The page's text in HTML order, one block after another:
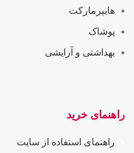
هایپرمارکت
پوشاک
بهداشتی و آرایشی
راهنمای خرید
راهنمای استفاده از سایت